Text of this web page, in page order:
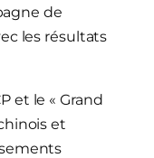
de
les résultats
et le « Grand
et